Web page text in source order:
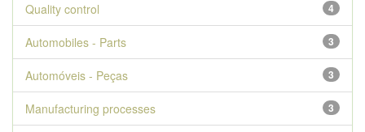
4
Quality control
3
Automobiles - Parts
3
Automóveis - Peças
3
Manufacturing processes